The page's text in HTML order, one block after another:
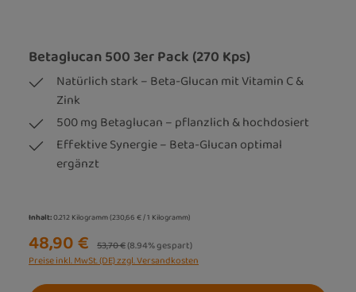
Betaglucan 500 3er Pack (270 Kps)
Natürlich stark – Beta-Glucan mit Vitamin C &
Zink
500 mg Betaglucan – pflanzlich & hochdosiert
Effektive Synergie – Beta-Glucan optimal
ergänzt
Inhalt:0.212 Kilogramm(230,66 € / 1 Kilogramm)
48,90 € Regulärer Preis:
53,70 €(8.94% gespart)
Preise inkl. MwSt. (DE) zzgl. Versandkosten